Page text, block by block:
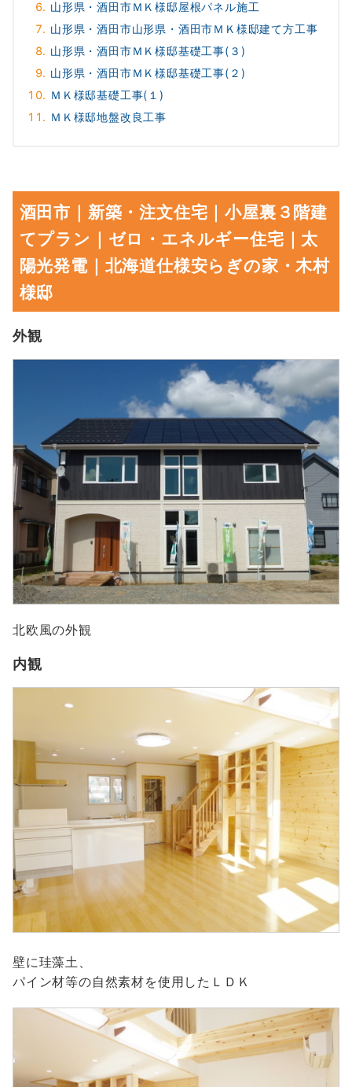
山形県・酒田市ＭＫ様邸屋根パネル施工
山形県・酒田市山形県・酒田市ＭＫ様邸建て方工事
山形県・酒田市ＭＫ様邸基礎工事(３)
山形県・酒田市ＭＫ様邸基礎工事(２)
ＭＫ様邸基礎工事(１)
ＭＫ様邸地盤改良工事
酒田市｜新築・注文住宅｜小屋裏３階建
てプラン｜ゼロ・エネルギー住宅｜太
陽光発電｜北海道仕様安らぎの家・木村
様邸
外観
北欧風の外観
内観
壁に珪藻土、
パイン材等の自然素材を使用したＬＤＫ